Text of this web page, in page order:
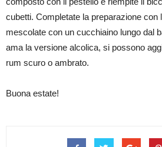
cubetti. Completate la preparazione con
mescolate con un cucchiaino lungo dal
ama la versione alcolica, si possono
rum scuro o ambrato.
Buona estate!